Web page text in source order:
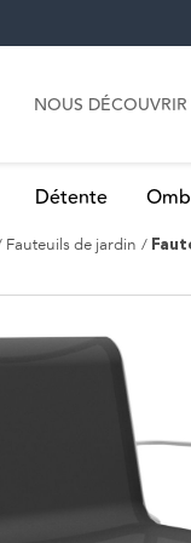
NOUS DÉCOUVRIR
Détente
Fauteuils de jardin